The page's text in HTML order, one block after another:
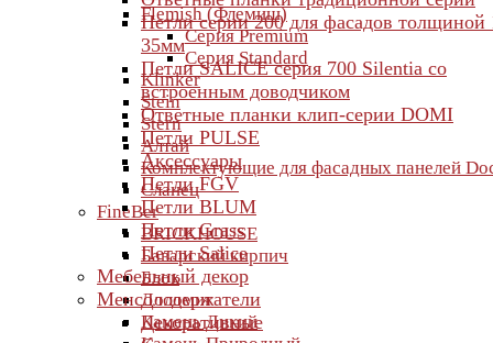
Flemish (Флемиш)
Серия Premium
Серия Standard
Klinker
Stein
Stern
Алтай
Комплектующие для фасадных панелей
Сланец
FineBer
BRICKHOUSE
Баварский кирпич
Блок
Доломит
Камень Дикий
Петли серии 200 для фасадов толщиной
35мм
Петли SALICE серия 700 Silentia со
встроенным доводчиком
Ответные планки клип-серии DOMI
Петли PULSE
Аксессуары
Петли FGV
Петли BLUM
Петли Grass
Петли Salice
Мебельный декор
Менсолодержатели
Декоративные